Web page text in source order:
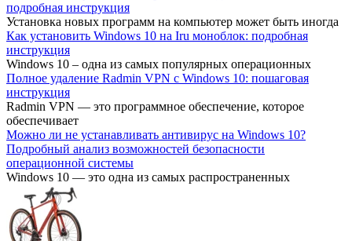
подробная инструкция
Установка новых программ на компьютер может быть иногда
Как установить Windows 10 на Iru моноблок: подробная
инструкция
Windows 10 – одна из самых популярных операционных
Полное удаление Radmin VPN с Windows 10: пошаговая
инструкция
Radmin VPN — это программное обеспечение, которое
обеспечивает
Можно ли не устанавливать антивирус на Windows 10?
Подробный анализ возможностей безопасности
операционной системы
Windows 10 — это одна из самых распространенных